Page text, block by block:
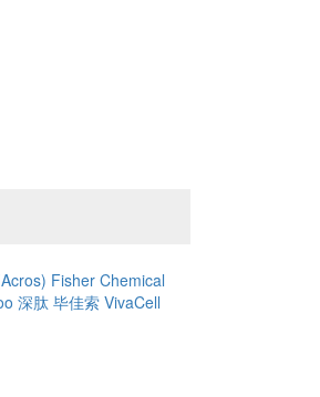
Fisher Chemical
深肽 毕佳索 VivaCell